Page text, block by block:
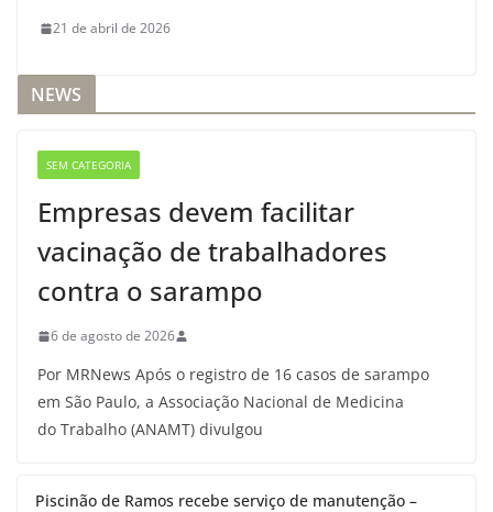
21 de abril de 2026
NEWS
SEM CATEGORIA
Empresas devem facilitar
vacinação de trabalhadores
contra o sarampo
6 de agosto de 2026
Por MRNews Após o registro de 16 casos de sarampo
em São Paulo, a Associação Nacional de Medicina
do Trabalho (ANAMT) divulgou
Piscinão de Ramos recebe serviço de manutenção –